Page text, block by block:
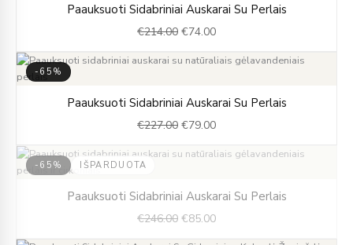
Paauksuoti Sidabriniai Auskarai Su Perlais
€214.00
price
was:
€74.00
price
is:
-65%
Paauksuoti Sidabriniai Auskarai Su Perlais
€227.00
price
was:
€79.00
price
is:
-65% IŠPARDUOTA
Paauksuoti Sidabriniai Auskarai Su Perlais
€246.00
price
was:
€85.00
price
is: